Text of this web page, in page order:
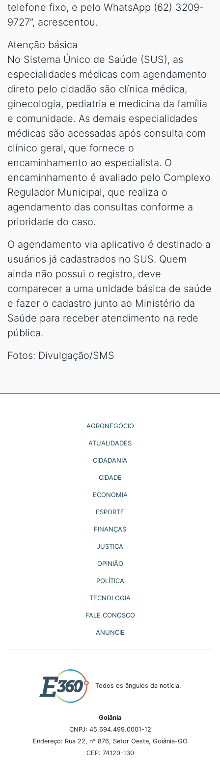
telefone fixo, e pelo WhatsApp (62) 3209-
9727”, acrescentou.
Atenção básica
No Sistema Único de Saúde (SUS), as
especialidades médicas com agendamento
direto pelo cidadão são clínica médica,
ginecologia, pediatria e medicina da família
e comunidade. As demais especialidades
médicas são acessadas após consulta com
clínico geral, que fornece o
encaminhamento ao especialista. O
encaminhamento é avaliado pelo Complexo
Regulador Municipal, que realiza o
agendamento das consultas conforme a
prioridade do caso.
O agendamento via aplicativo é destinado a
usuários já cadastrados no SUS. Quem
ainda não possui o registro, deve
comparecer a uma unidade básica de saúde
e fazer o cadastro junto ao Ministério da
Saúde para receber atendimento na rede
pública.
Fotos: Divulgação/SMS
AGRONEGÓCIO
ATUALIDADES
CIDADANIA
CIDADE
ECONOMIA
ESPORTE
FINANÇAS
JUSTIÇA
OPINIÃO
POLÍTICA
TECNOLOGIA
FALE CONOSCO
ANUNCIE
Todos os ângulos da notícia.
Goiânia
CNPJ: 45.694.499.0001-12
Endereço: Rua 22, n° 876, Setor Oeste, Goiânia-GO
CEP: 74120-130